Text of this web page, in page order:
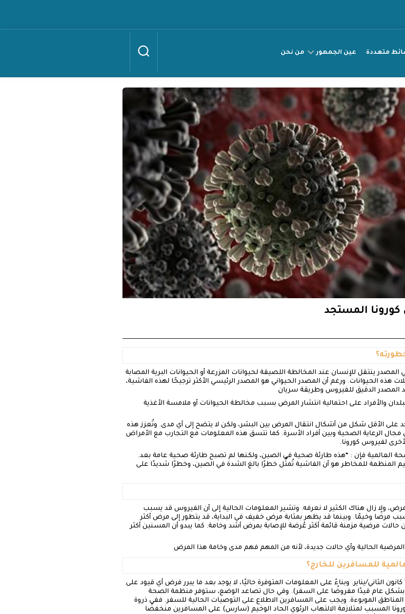
متعددة عين الجمهور
مناصرة
قصتي
راقب
انتهاك
من نحن
المستجد
ينتقل للإنسان عند المخالطة اللصيقة لحيوانات المزرعة أو الحيوانات البرية المصابة
هذه الحيوانات. ورغم أن المصدر الحيواني هو المصدر الرئيسي الأكثر ترجيحًا لهذه الفاشية،
المصدر الدقيق للفيروس وطريقة سريان
والأفراد على احتمالية انتشار المرض بسبب مخالطة الحيوانات أو ملامسة الأغذية
على الأقل شكل من أشكال انتقال المرض بين البشر، ولكن لا يتضح إلى أي مدى. وتُعزز هذه
مجال الرعاية الصحية وبين أفراد الأسرة. كما تتسق هذه المعلومات مع التجارب مع الأمراض
لفيروس كورونا.
العالمية فإن : “هذه طارئة صحية في الصين، ولكنها لم تصبح طارئة صحية عامة بعد.
المنظمة للمخاطر هو أن الفاشية تُمثِّل خطرًا بالغ الشدة في الصين، وخطرًا شديدًا على
ولا زال هناك الكثير لا نعرفه. وتشير المعلومات الحالية إلى أن الفيروس قد يسبب
مرضًا وخيمًا. وبينما قد يظهر بمثابة مرض خفيف في البداية، قد يتطور إلى مرض أكثر
حالات مرضية مزمنة قائمة أكثر عُرضة للإصابة بمرض أشد وخامة. كما يبدو أن المسنين أكثر
الحالية وأي حالات جديدة، لأنه من المهم فهم مدى وخامة هذا المرض
للمسافرين للخارج؟
نشرت المنظمة نصائح بشأن السفر في 10 كانون الثاني/يناير. وبناءً على المعلومات المتوفرة حاليًا، لا يوجد بعد ما يبرر فرض أي قيود على
بشكل عام قيدًا مفروضًا على السفر). وفي حال تصاعد الوضع، ستوفر منظمة الصحة
الموبوءة. ويجب على المسافرين الاطلاع على التوصيات الحالية للسفر. ففي ذروة
فيروس كورونا المسبب لمتلازمة الالتهاب الرئوي الحاد الوخيم (سارس) على المسافرين منخفضًا